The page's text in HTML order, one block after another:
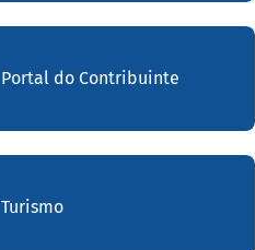
Portal do Contribuinte
Turismo